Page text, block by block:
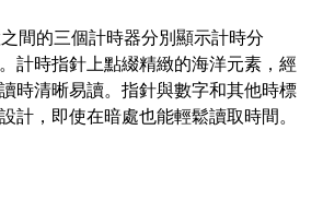
間的三個計時器分別顯示計時分
計時指針上點綴精緻的海洋元素，經
時清晰易讀。指針與數字和其他時標
計，即使在暗處也能輕鬆讀取時間。